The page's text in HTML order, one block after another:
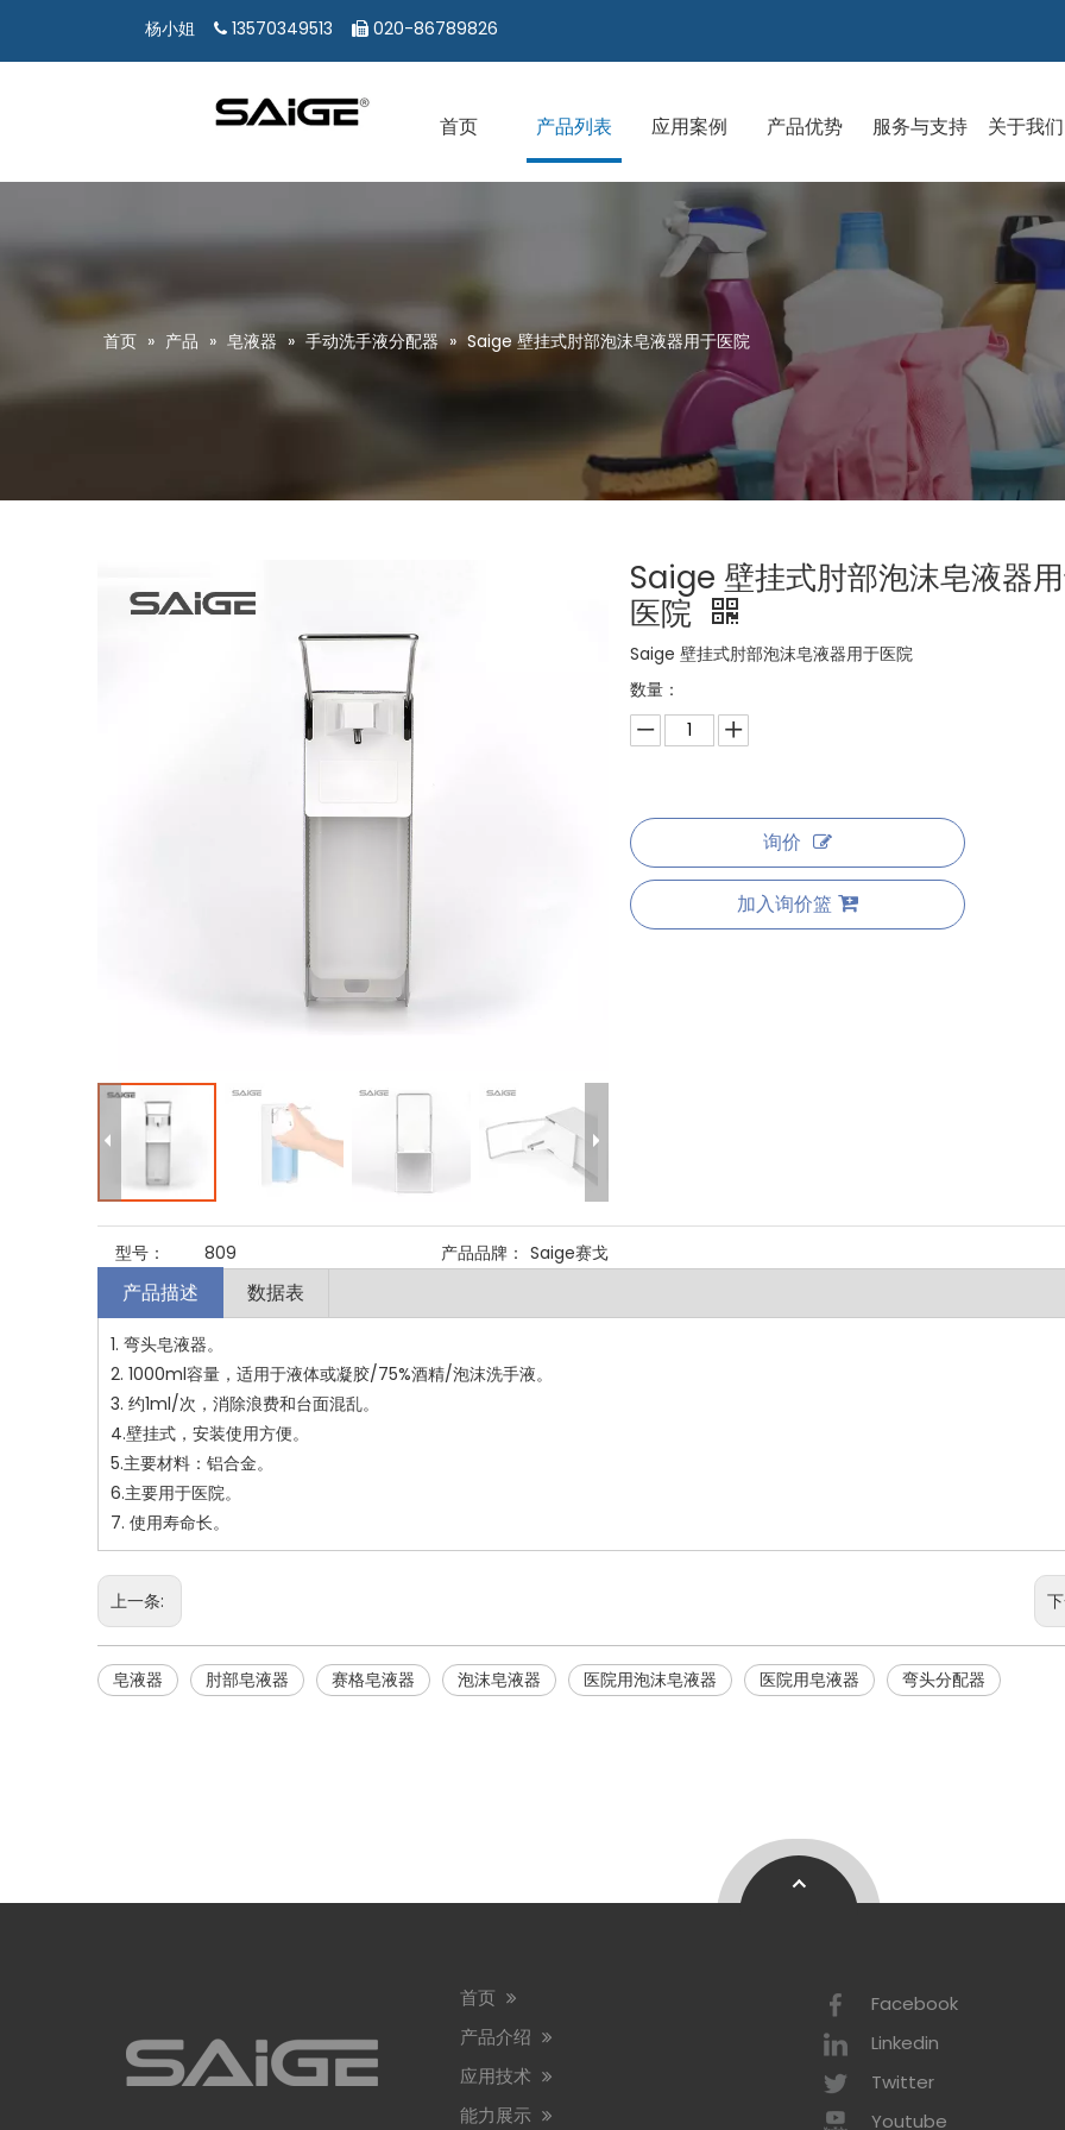
杨小姐  13570349513  020-86789826
首页 产品列表 应用案例 产品优势 服务与支持 关于我们
首页 » 产品 » 皂液器 » 手动洗手液分配器 » Saige 壁挂式肘部泡沫皂液器用于医院
Saige 壁挂式肘部泡沫皂液器
医院
Saige 壁挂式肘部泡沫皂液器用于医院
数量：
询价
加入询价篮
型号： 809 产品品牌： Saige赛戈
产品描述 数据表
1. 弯头皂液器。
2. 1000ml容量，适用于液体或凝胶/75%酒精/泡沫洗手液。
3. 约1ml/次，消除浪费和台面混乱。
4.壁挂式，安装使用方便。
5.主要材料：铝合金。
6.主要用于医院。
7. 使用寿命长。
上一条:
皂液器 肘部皂液器 赛格皂液器 泡沫皂液器 医院用泡沫皂液器 医院用皂液器 弯头分配器
首页
产品介绍
应用技术
能力展示
Facebook
Linkedin
Twitter
Youtube